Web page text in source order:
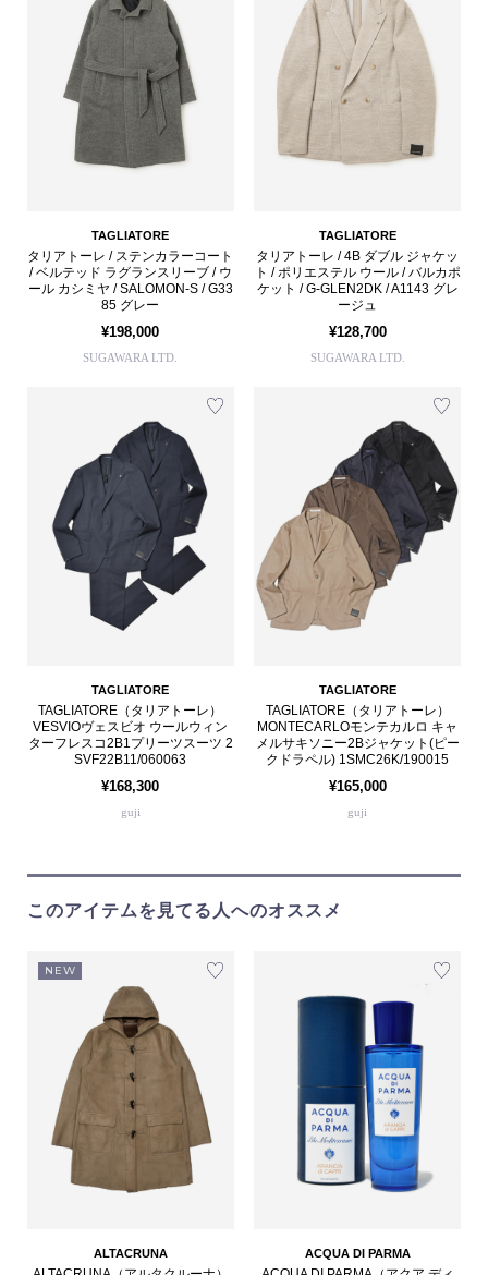
TAGLIATORE
タリアトーレ / ステンカラーコート
/ ベルテッド ラグランスリーブ / ウ
ール カシミヤ / SALOMON-S / G33
85 グレー
¥198,000
SUGAWARA LTD.
TAGLIATORE
タリアトーレ / 4B ダブル ジャケッ
ト / ポリエステル ウール / バルカポ
ケット / G-GLEN2DK / A1143 グレ
ージュ
¥128,700
SUGAWARA LTD.
TAGLIATORE
TAGLIATORE（タリアトーレ）
VESVIOヴェスビオ ウールウィン
ターフレスコ2B1プリーツスーツ 2
SVF22B11/060063
¥168,300
guji
TAGLIATORE
TAGLIATORE（タリアトーレ）
MONTECARLOモンテカルロ キャ
メルサキソニー2Bジャケット(ピー
クドラペル) 1SMC26K/190015
¥165,000
guji
このアイテムを見てる人へのオススメ
NEW
ALTACRUNA ACQUA DI PARMA